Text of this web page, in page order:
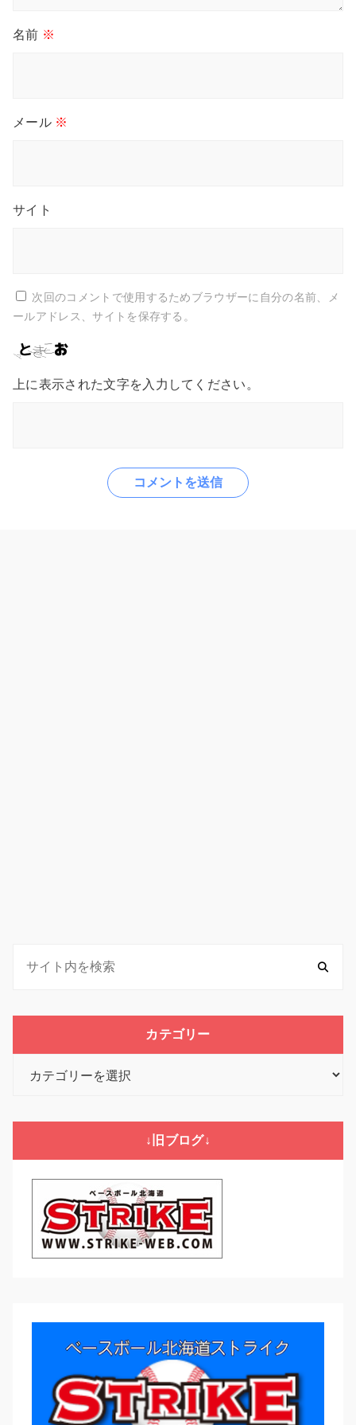
名前 ※
メール ※
サイト
次回のコメントで使用するためブラウザーに自分の名前、メ
ールアドレス、サイトを保存する。
上に表示された文字を入力してください。
カテゴリー
↓旧ブログ↓